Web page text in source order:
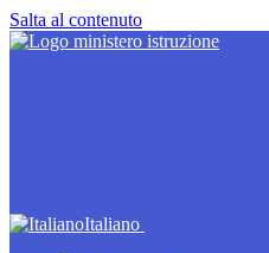
Salta al contenuto
Italiano